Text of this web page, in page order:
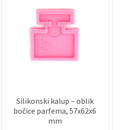
Silikonski kalup – oblik
bočice parfema, 57x62x6
mm